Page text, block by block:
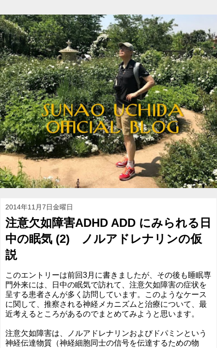
2014年11月7日金曜日
注意欠如障害ADHD ADD にみられる日
中の眠気 (2) ノルアドレナリンの仮
説
このエントリーは前回3月に書きましたが、その後も睡眠専
門外来には、日中の眠気で訪れて、注意欠如障害の症状を
呈する患者さんが多く訪問しています。このようなケース
に関して、推察される神経メカニズムと治療について、最
近考えるところがあるのでまとめてみようと思います。
注意欠如障害は、ノルアドレナリンおよびドパミンという
神経伝達物質（神経細胞同士の信号を伝達するための物